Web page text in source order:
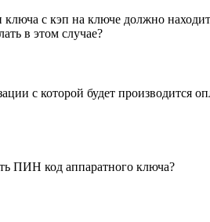
с кэп на ключе должно
в этом случае?
с которой будет производится
ПИН код аппаратного ключа?